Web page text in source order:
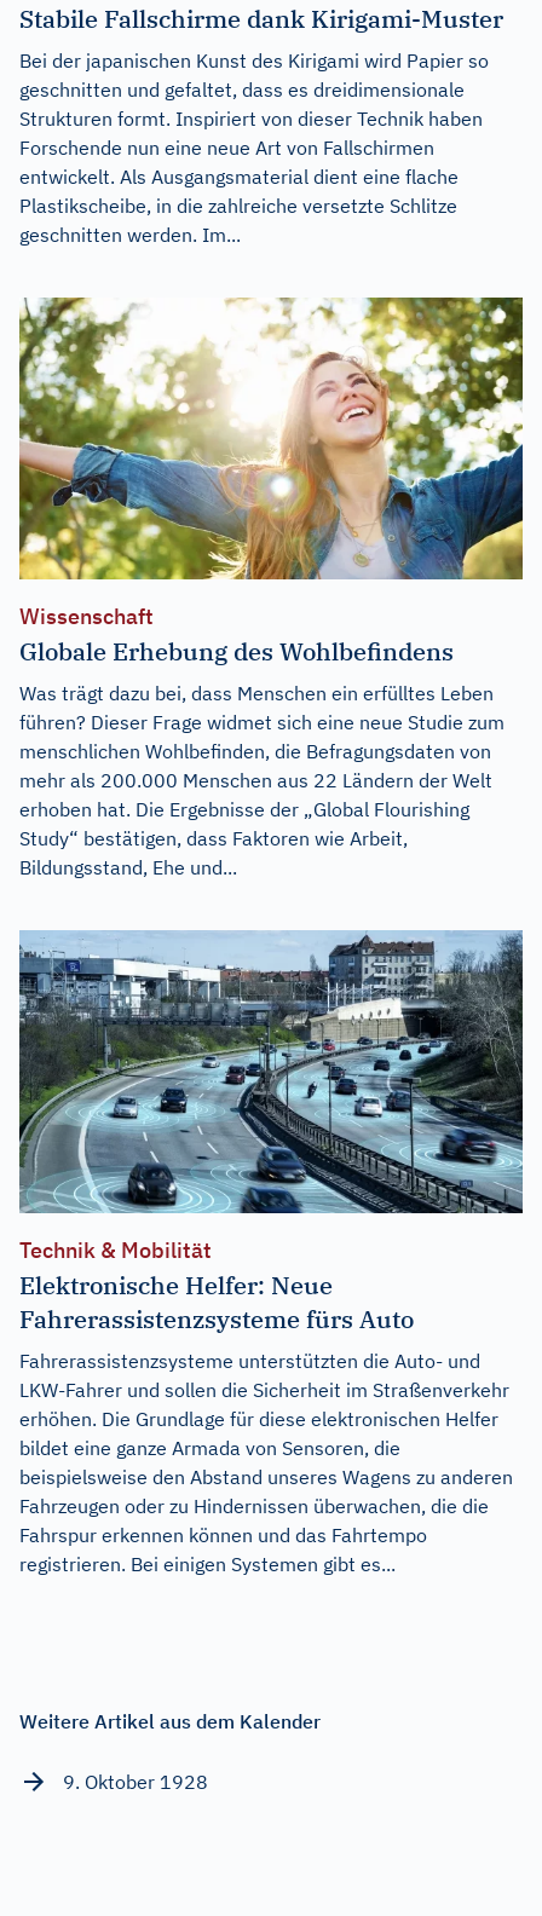
Stabile Fallschirme dank Kirigami-Muster
Bei der japanischen Kunst des Kirigami wird Papier so
geschnitten und gefaltet, dass es dreidimensionale
Strukturen formt. Inspiriert von dieser Technik haben
Forschende nun eine neue Art von Fallschirmen
entwickelt. Als Ausgangsmaterial dient eine flache
Plastikscheibe, in die zahlreiche versetzte Schlitze
geschnitten werden. Im...
Wissenschaft
Globale Erhebung des Wohlbefindens
Was trägt dazu bei, dass Menschen ein erfülltes Leben
führen? Dieser Frage widmet sich eine neue Studie zum
menschlichen Wohlbefinden, die Befragungsdaten von
mehr als 200.000 Menschen aus 22 Ländern der Welt
erhoben hat. Die Ergebnisse der „Global Flourishing
Study“ bestätigen, dass Faktoren wie Arbeit,
Bildungsstand, Ehe und...
Technik & Mobilität
Elektronische Helfer: Neue
Fahrerassistenzsysteme fürs Auto
Fahrerassistenzsysteme unterstützten die Auto- und
LKW-Fahrer und sollen die Sicherheit im Straßenverkehr
erhöhen. Die Grundlage für diese elektronischen Helfer
bildet eine ganze Armada von Sensoren, die
beispielsweise den Abstand unseres Wagens zu anderen
Fahrzeugen oder zu Hindernissen überwachen, die die
Fahrspur erkennen können und das Fahrtempo
registrieren. Bei einigen Systemen gibt es...
Weitere Artikel aus dem Kalender
9. Oktober 1928